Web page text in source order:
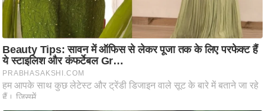
स्थ
ल
व्र
त
त्यो
हा
र